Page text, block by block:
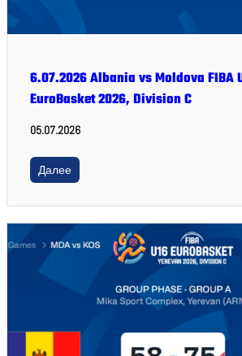
6.07.2026 Albania vs Moldova FIBA
EuroBasket 2026, Division C
05.07.2026
Далее